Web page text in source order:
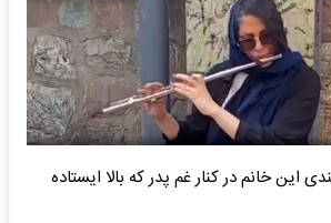
این خانم در کنار غم پدر که بالا ایستاده